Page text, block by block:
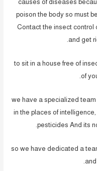
causes of diseases
poison the body so must
Contact the insect control
and get
to sit in a house free of
of
we have a specialized
in the places of
pesticides And its
.so we have dedicated a